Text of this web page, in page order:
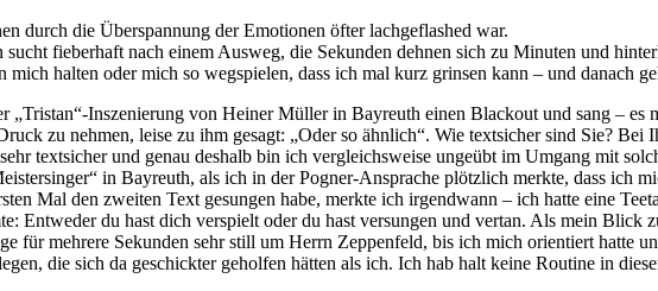
durch die Über­span­nung der Emo­tio­nen öf­ter lach­ge­flas­hed war.
fie­ber­haft nach ei­nem Aus­weg, die Se­kun­den deh­nen sich zu Mi­nu­ten und
hal­ten oder mich so weg­spie­len, dass ich mal kurz grin­sen kann – und da­nach
„Tristan“-Inszenierung von Hei­ner Mül­ler in Bay­reuth ei­nen Black­out und sang –
zu neh­men, lei­se zu ihm ge­sagt: „Oder so ähn­lich“. Wie text­si­cher sind Sie? Bei
text­si­cher und ge­nau des­halb bin ich ver­gleichs­wei­se un­ge­übt im Um­gang mit
in Bay­reuth, als ich in der Po­gner-An­spra­che plötz­lich merk­te, dass ich
Mal den zwei­ten Text ge­sun­gen habe, merk­te ich ir­gend­wann – ich hat­te eine
Ent­we­der du hast dich ver­spielt oder du hast ver­sun­gen und ver­tan. Als mein
für meh­re­re Se­kun­den sehr still um Herrn Zep­pe­n­feld, bis ich mich ori­en­tiert hat­te
die sich da ge­schick­ter ge­hol­fen hät­ten als ich. Ich hab halt kei­ne Rou­ti­ne in